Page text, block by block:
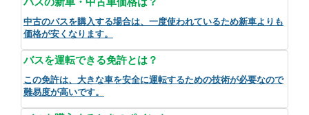
中古のバスを購入する場合は、一度使われているため新車よりも
価格が安くなります。
バスを運転できる免許とは？
この免許は、大きな車を安全に運転するための技術が必要なので
難易度が高いです。